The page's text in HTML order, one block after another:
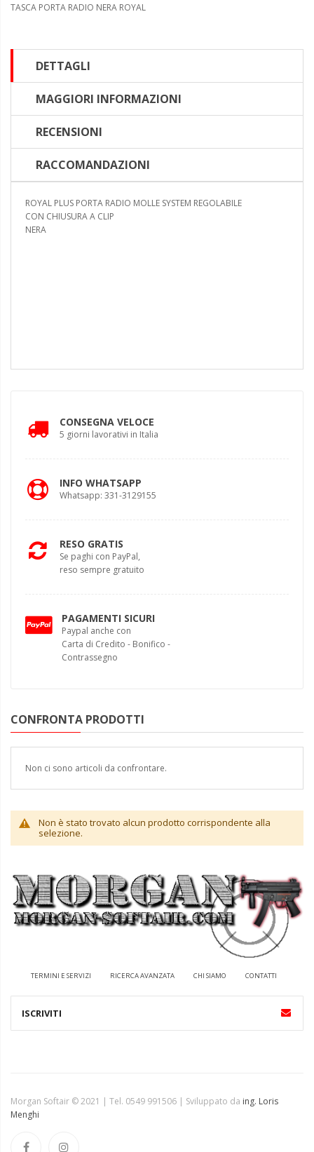
TASCA PORTA RADIO NERA ROYAL
DETTAGLI
MAGGIORI INFORMAZIONI
RECENSIONI
RACCOMANDAZIONI
ROYAL PLUS PORTA RADIO MOLLE SYSTEM REGOLABILE
CON CHIUSURA A CLIP
NERA
CONSEGNA VELOCE
5 giorni lavorativi in Italia
INFO WHATSAPP
Whatsapp: 331-3129155
RESO GRATIS
Se paghi con PayPal,
reso sempre gratuito
PAGAMENTI SICURI
Paypal anche con
Carta di Credito - Bonifico -
Contrassegno
CONFRONTA PRODOTTI
Non ci sono articoli da confrontare.
Non è stato trovato alcun prodotto corrispondente alla
selezione.
TERMINI E SERVIZI RICERCA AVANZATA CHI SIAMO CONTATTI
Morgan Softair © 2021 | Tel. 0549 991506 | Sviluppato da ing. Loris
Menghi